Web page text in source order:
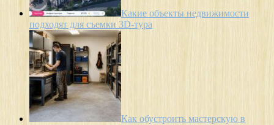
Какие объекты недвижимости
подходят для съемки 3D-тура
Как обустроить мастерскую в